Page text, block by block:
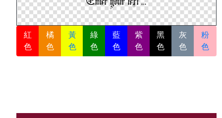
紅
色
橘
色
黃
色
綠
色
藍
色
紫
色
黑
色
灰
色
粉
色